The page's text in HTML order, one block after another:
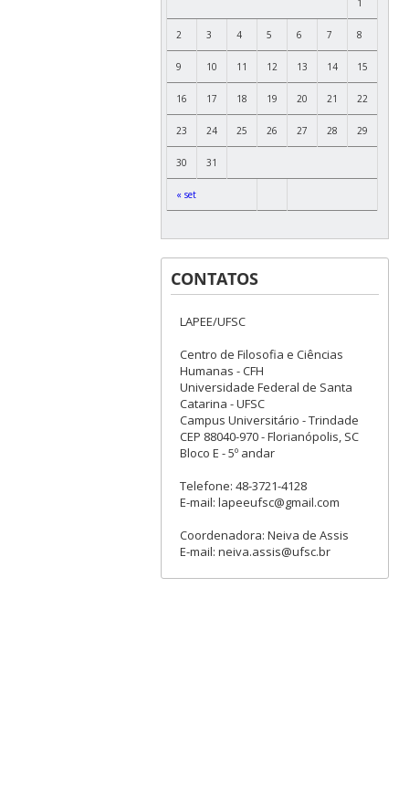
« set
2 3 4 5 6 7 8
9 10 11 12 13 14 15
16 17 18 19 20 21 22
23 24 25 26 27 28 29
30 31
CONTATOS
LAPEE/UFSC
Centro de Filosofia e Ciências
Humanas - CFH
Universidade Federal de Santa
Catarina - UFSC
Campus Universitário - Trindade
CEP 88040-970 - Florianópolis, SC
Bloco E - 5º andar
Telefone: 48-3721-4128
E-mail: lapeeufsc@gmail.com
Coordenadora: Neiva de Assis
E-mail: neiva.assis@ufsc.br